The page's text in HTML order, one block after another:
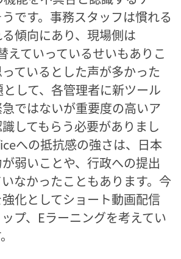
です。事務スタッフは慣れる
傾向にあり、現場側は
えていっているせいもありこ
ているとした声が多かった
として、各管理者に新ツール
ではないが重要度の高いア
してもらう必要がありまし
への抵抗感の強さは、日本
弱いことや、行政への提出
なかったこともあります。今
化としてショート動画配信
プ、Eラーニングを考えてい